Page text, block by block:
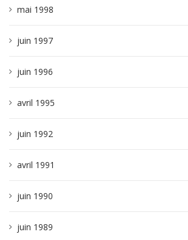
mai 1998
juin 1997
juin 1996
avril 1995
juin 1992
avril 1991
juin 1990
juin 1989